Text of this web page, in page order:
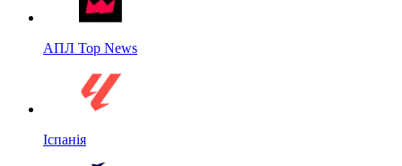
АПЛ Top News
Іспанія